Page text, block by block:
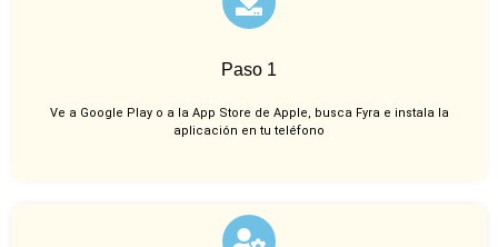
Paso 1
Ve a Google Play o a la App Store de Apple, busca Fyra e instala la
aplicación en tu teléfono